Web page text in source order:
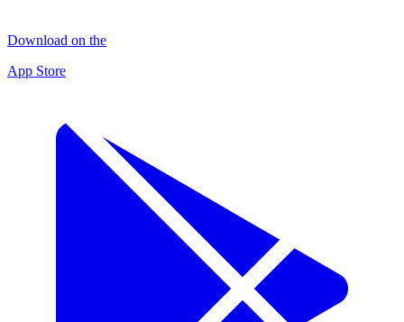
Download on the
App Store